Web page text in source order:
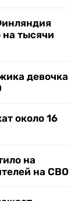
на тысячи
девочка
около 16
на
на СВО